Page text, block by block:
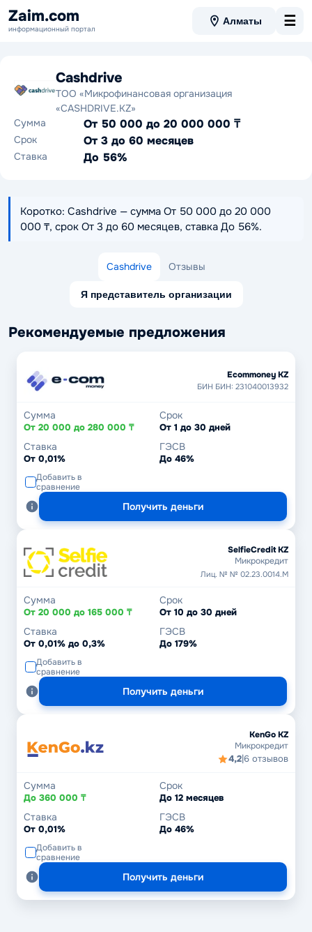
Zaim.com
информационный портал
Алматы ☰
Cashdrive
ТОО «Микрофинансовая организация
«CASHDRIVE.KZ»
Сумма
От 50 000 до 20 000 000 ₸
Срок От 3 до 60 месяцев
Ставка До 56%
Коротко: Cashdrive — сумма От 50 000 до 20 000
000 ₸, срок От 3 до 60 месяцев, ставка До 56%.
Cashdrive Отзывы
Я представитель организации
Рекомендуемые предложения
Ecommoney KZ
БИН БИН: 231040013932
Сумма
От 20 000 до 280 000 ₸
Срок
От 1 до 30 дней
Ставка
От 0,01%
ГЭСВ
До 46%
Добавить в
сравнение
Получить деньги
SelfieCredit KZ
Микрокредит
Лиц. № № 02.23.0014.М
Сумма
От 20 000 до 165 000 ₸
Срок
От 10 до 30 дней
Ставка
От 0,01% до 0,3%
ГЭСВ
До 179%
Добавить в
сравнение
Получить деньги
KenGo KZ
Микрокредит
4,2|6 отзывов
Сумма
До 360 000 ₸
Срок
До 12 месяцев
Ставка
От 0,01%
ГЭСВ
До 46%
Добавить в
сравнение
Получить деньги